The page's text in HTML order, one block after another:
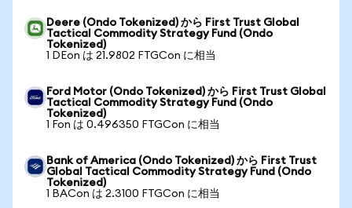
Deere (Ondo Tokenized) から First Trust Global
Tactical Commodity Strategy Fund (Ondo
Tokenized)
1 DEon は 21.9802 FTGCon に相当
Ford Motor (Ondo Tokenized) から First Trust Global
Tactical Commodity Strategy Fund (Ondo
Tokenized)
1 Fon は 0.496350 FTGCon に相当
Bank of America (Ondo Tokenized) から First Trust
Global Tactical Commodity Strategy Fund (Ondo
Tokenized)
1 BACon は 2.3100 FTGCon に相当